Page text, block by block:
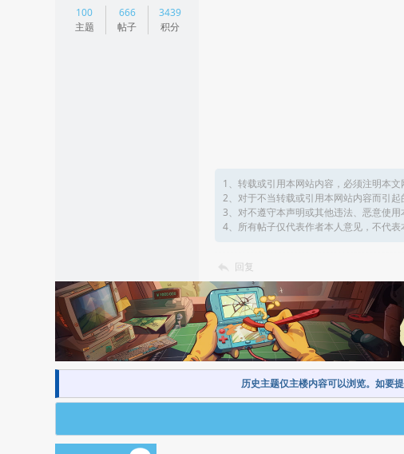
100
主题
666
帖子
3439
积分
1、转载或引用本网站内容，必须注明本文
2、对于不当转载或引用本网站内容而引
3、对不遵守本声明或其他违法、恶意使
4、所有帖子仅代表作者本人意见，不代表
回复
历史主题仅主楼内容可以浏览。如要